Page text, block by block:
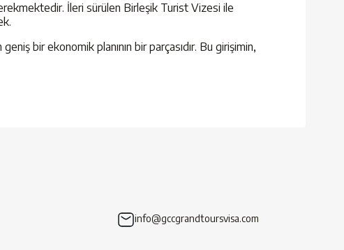
İleri sürülen Birleşik Turist Vizesi ile
bir ekonomik planının bir parçasıdır. Bu girişimin,
info@gccgrandtoursvisa.com